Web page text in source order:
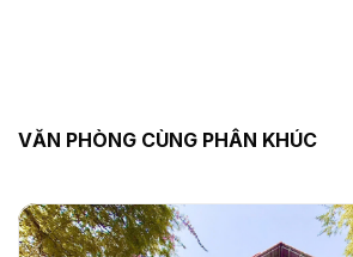
VĂN PHÒNG CÙNG PHÂN KHÚC